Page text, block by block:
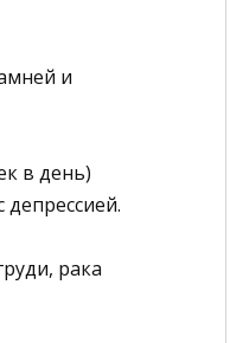
и
в день)
рака